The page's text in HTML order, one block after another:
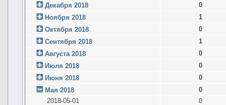
Декабря 2018
0
Ноября 2018
1
Октября 2018
0
Сентября 2018
1
Августа 2018
0
Июля 2018
0
Июня 2018
0
Мая 2018
0
2018-05-01
0